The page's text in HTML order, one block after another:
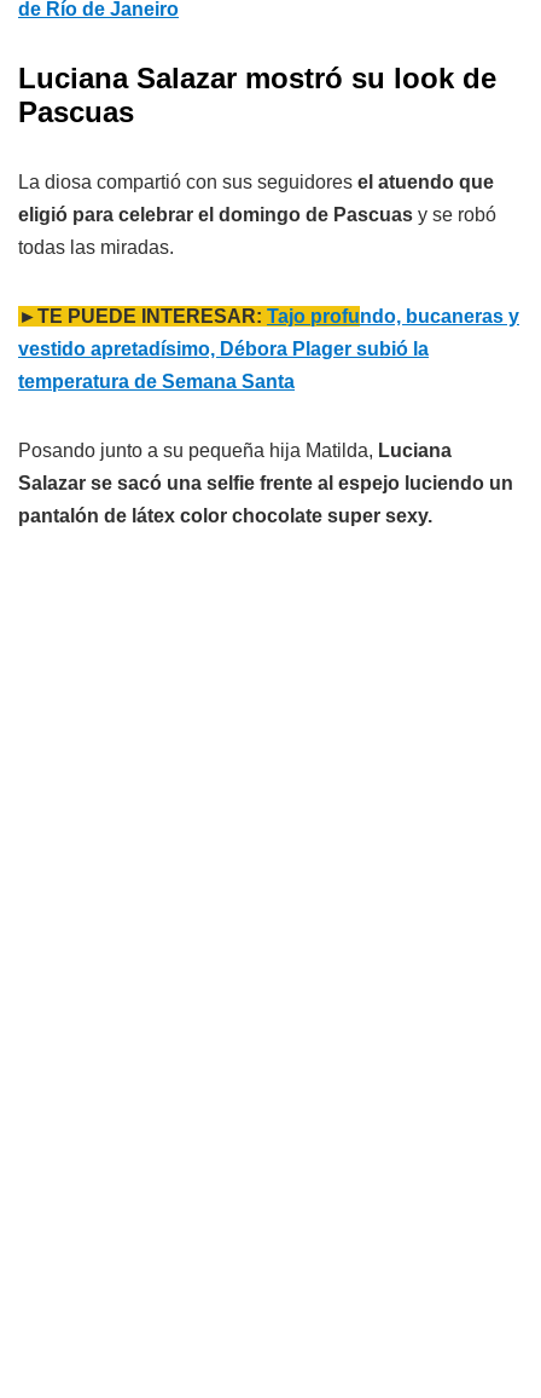
de Río de Janeiro
Luciana Salazar mostró su look de
Pascuas
La diosa compartió con sus seguidores el atuendo que
eligió para celebrar el domingo de Pascuas y se robó
todas las miradas.
►TE PUEDE INTERESAR: Tajo profundo, bucaneras y
vestido apretadísimo, Débora Plager subió la
temperatura de Semana Santa
Posando junto a su pequeña hija Matilda, Luciana
Salazar se sacó una selfie frente al espejo luciendo un
pantalón de látex color chocolate super sexy.